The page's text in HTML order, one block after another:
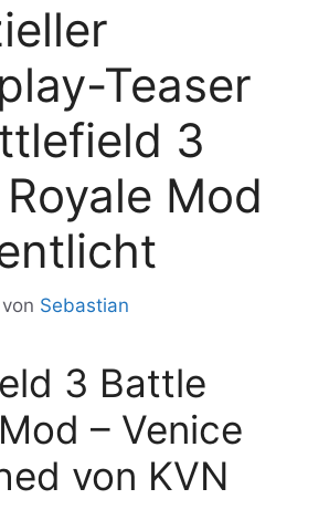
Teaser
3
Mod
von Sebastian
3 Battle
– Venice
von KVN